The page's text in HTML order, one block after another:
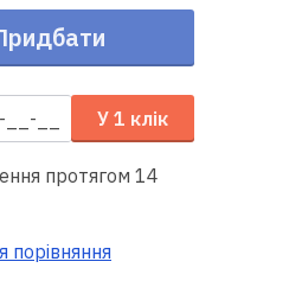
У 1 клік
протягом 14